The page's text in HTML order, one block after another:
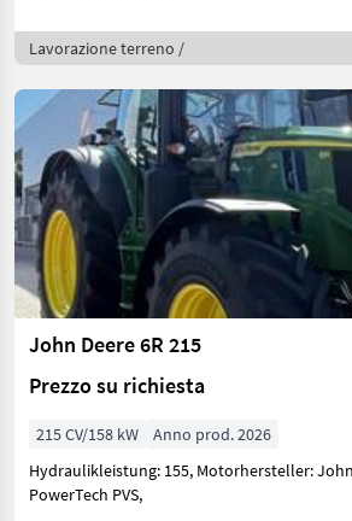
Lavorazione terreno /
John Deere 6R 215
Prezzo su richiesta
215 CV/158 kW
Anno prod. 2026
Hydraulikleistung: 155, Motorhersteller: John Deere, Motortyp:
PowerTech PVS,